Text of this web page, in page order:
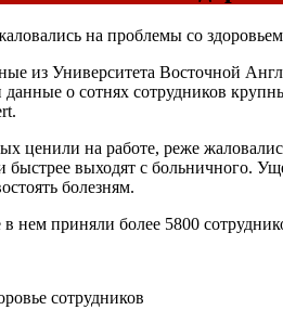
на проблемы со
из Университета Восточной
о сотнях сотрудников
ценили на работе, реже
быстрее выходят с больничного.
болезням.
нем приняли более 5800
сотрудников